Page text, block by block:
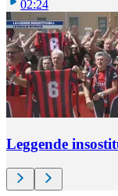
02:24
Leggende